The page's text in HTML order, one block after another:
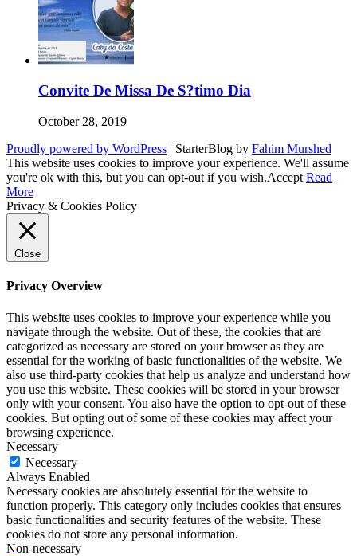
Convite De Missa De S?timo Dia
October 28, 2019
Proudly powered by WordPress | StarterBlog by Fahim Murshed
This website uses cookies to improve your experience. We'll assume
you're ok with this, but you can opt-out if you wish.Accept Read
More
Privacy & Cookies Policy
Close
Privacy Overview
This website uses cookies to improve your experience while you
navigate through the website. Out of these, the cookies that are
categorized as necessary are stored on your browser as they are
essential for the working of basic functionalities of the website. We
also use third-party cookies that help us analyze and understand how
you use this website. These cookies will be stored in your browser
only with your consent. You also have the option to opt-out of these
cookies. But opting out of some of these cookies may affect your
browsing experience.
Necessary
Necessary
Always Enabled
Necessary cookies are absolutely essential for the website to
function properly. This category only includes cookies that ensures
basic functionalities and security features of the website. These
cookies do not store any personal information.
Non-necessary